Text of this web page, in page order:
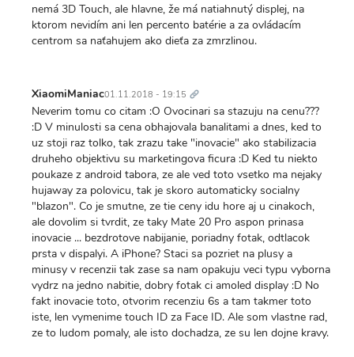
nemá 3D Touch, ale hlavne, že má natiahnutý displej, na
ktorom nevidím ani len percento batérie a za ovládacím
centrom sa naťahujem ako dieťa za zmrzlinou.
XiaomiManiac01.11.2018 - 19:15 odkaz
Neverim tomu co citam :O Ovocinari sa stazuju na cenu???
:D V minulosti sa cena obhajovala banalitami a dnes, ked to
uz stoji raz tolko, tak zrazu take "inovacie" ako stabilizacia
druheho objektivu su marketingova ficura :D Ked tu niekto
poukaze z android tabora, ze ale ved toto vsetko ma nejaky
hujaway za polovicu, tak je skoro automaticky socialny
"blazon". Co je smutne, ze tie ceny idu hore aj u cinakoch,
ale dovolim si tvrdit, ze taky Mate 20 Pro aspon prinasa
inovacie ... bezdrotove nabijanie, poriadny fotak, odtlacok
prsta v dispalyi. A iPhone? Staci sa pozriet na plusy a
minusy v recenzii tak zase sa nam opakuju veci typu vyborna
vydrz na jedno nabitie, dobry fotak ci amoled display :D No
fakt inovacie toto, otvorim recenziu 6s a tam takmer toto
iste, len vymenime touch ID za Face ID. Ale som vlastne rad,
ze to ludom pomaly, ale isto dochadza, ze su len dojne kravy.